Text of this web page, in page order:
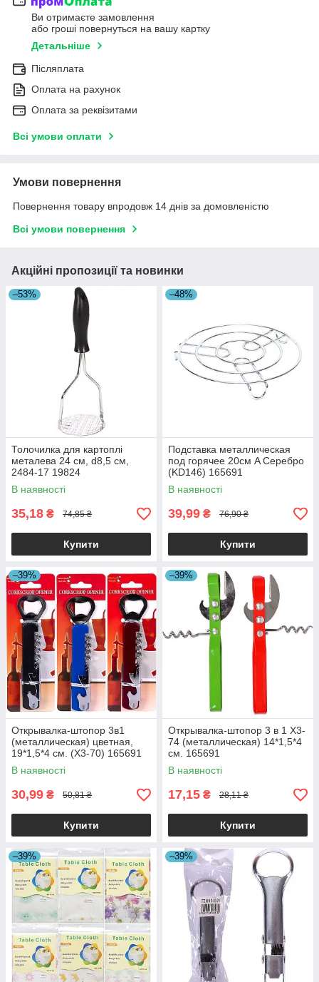
Ви отримаєте замовлення
або гроші повернуться на вашу картку
Детальніше
Післяплата
Оплата на рахунок
Оплата за реквізитами
Всі умови оплати
Умови повернення
Повернення товару впродовж 14 днів за домовленістю
Всі умови повернення
Акційні пропозиції та новинки
–53%
Толочилка для картоплі
металева 24 см, d8,5 см,
2484-17 19824
В наявності
35,18 ₴ 74,85 ₴
Купити
–48%
Подставка металлическая
под горячее 20см A Серебро
(KD146) 165691
В наявності
39,99 ₴ 76,90 ₴
Купити
–39%
Открывалка-штопор 3в1
(металлическая) цветная,
19*1,5*4 см. (X3-70) 165691
В наявності
30,99 ₴ 50,81 ₴
Купити
–39%
Открывалка-штопор 3 в 1 X3-
74 (металлическая) 14*1,5*4
см. 165691
В наявності
17,15 ₴ 28,11 ₴
Купити
–39% –39%